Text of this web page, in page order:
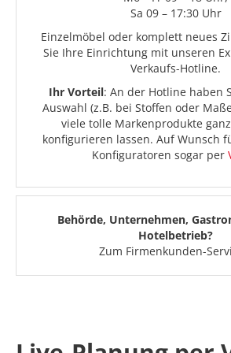
Sa 09 – 17:30 Uhr
Einzelmöbel oder komplett neues
Sie Ihre Einrichtung mit unseren
Verkaufs-Hotline.
Ihr Vorteil: An der Hotline haben
Auswahl (z.B. bei Stoffen oder
viele tolle Markenprodukte
konfigurieren lassen. Auf Wunsch
Konfiguratoren sogar per
Behörde, Unternehmen,
Hotelbetrieb?
Zum Firmenkunden-